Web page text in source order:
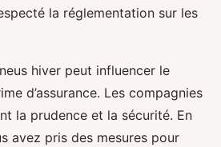
la réglementation sur les
hiver peut influencer le
d’assurance. Les compagnies
la prudence et la sécurité. En
avez pris des mesures pour